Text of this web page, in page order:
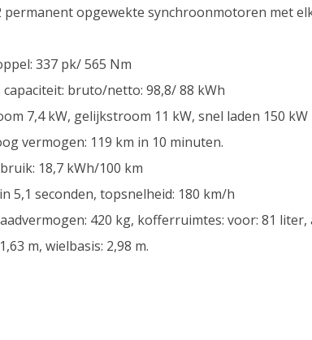
opgewekte synchroonmotoren met
337 pk/ 565 Nm
capaciteit: bruto/netto: 98,8/ 88 kWh
7,4 kW, gelijkstroom 11 kW, snel laden 150
vermogen: 119 km in 10 minuten.
18,7 kWh/100 km
5,1 seconden, topsnelheid: 180 km/h
420 kg, kofferruimtes: voor: 81 liter,
m, wielbasis: 2,98 m.